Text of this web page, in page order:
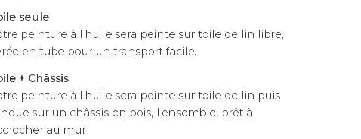
seule
peinture à l'huile sera peinte sur toile de lin libre,
en tube pour un transport facile.
+ Châssis
peinture à l'huile sera peinte sur toile de lin puis
sur un châssis en bois, l'ensemble, prêt à
au mur.